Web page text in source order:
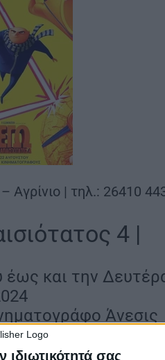
ιδιωτικότητά σας
Αγρίνιο | τηλ.: 26410
4 |
και την
Άνεσις
καλός και τα